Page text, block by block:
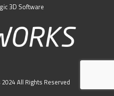
3D Software
All Rights Reserved